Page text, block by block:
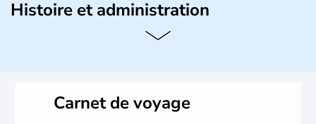
Histoire et administration
La Norvège est gouvernée par une monarchie
Carnet de voyage